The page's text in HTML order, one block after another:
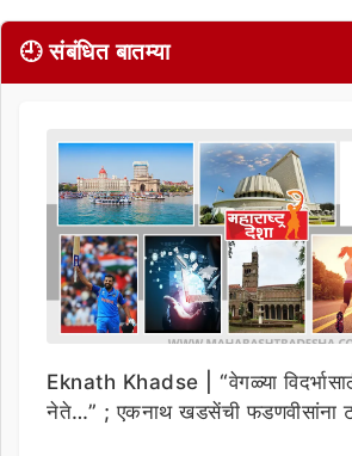
🕘 संबंधित बातम्या
Eknath Khadse | “वेगळ्या
नेते…” ; एकनाथ खडसेंची फडणवीसांना